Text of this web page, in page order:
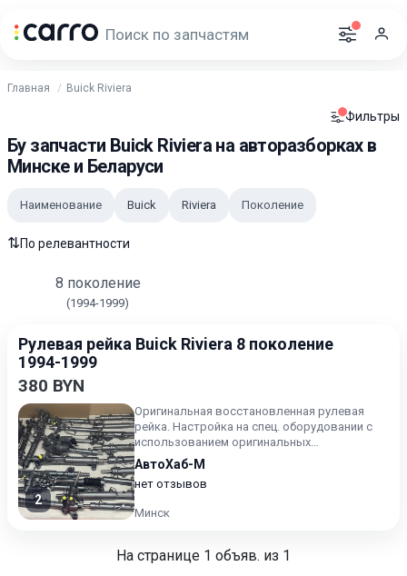
Главная Buick Riviera
Фильтры
Бу запчасти Buick Riviera на авторазборках в
Минске и Беларуси
Наименование Buick Riviera Поколение
⇅По релевантности
8 поколение
(1994-1999)
Рулевая рейка Buick Riviera 8 поколение
1994-1999
380 BYN
2
Оригинальная восстановленная рулевая
рейка. Настройка на спец. оборудовании с
использованием оригинальных
комплектующих. Цена с зачётом ваше...
АвтоХаб-М
нет отзывов
Минск
На странице 1 объяв. из 1